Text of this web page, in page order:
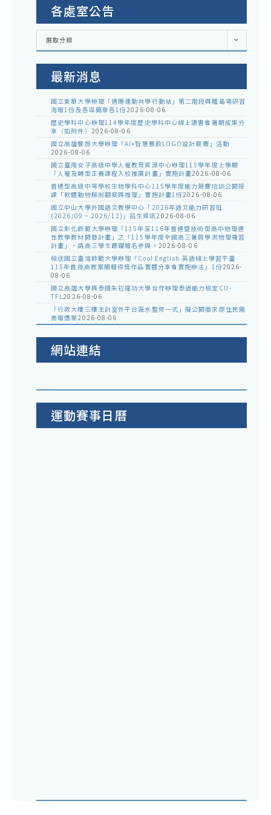
各處室公告
各
室
選取分類
最新消息
國立東華大學辦理「適應運動共學行動站」第二階段與離島場研習
海報1份及各區簡章各1份2026-08-06
歷史學科中心辦理114學年度歷史學科中心線上讀書會暑期成果分
享（如附件） 2026-08-06
國立高雄餐旅大學辦理「AI+智慧餐飲LOGO設計競賽」活動
2026-08-06
國立臺南女子高級中學人權教育資源中心辦理115學年度上學期
「人權及轉型正義課程入校推廣計畫」實施計畫2026-08-06
普通型高級中等學校生物學科中心115學年度能力競賽培訓公開授
課「軟體動物解剖觀察與推理」實施計畫1份2026-08-06
國立中山大學外國語文教學中心「2026年語文能力研習班
(2026/09 ~ 2026/12)」招生資訊2026-08-06
國立彰化師範大學辦理「115年至116年普通暨技術型高中物理適
性教學教材開發計畫」之「115學年度全國高三暑假學測物理複習
計畫」，請高三學生踴躍報名參與。 2026-08-06
檢送國立臺灣師範大學辦理「Cool English 英語線上學習平臺
115年普技高教案簡報得獎作品實體分享會實施辦法」1份2026-
08-06
國立高雄大學與泰國朱拉隆功大學合作辦理泰語能力檢定CU-
TFL2026-08-06
「行政大樓三樓主計室外平台漏水整修一式」擬公開徵求原住民廠
商報價單2026-08-06
網站連結
運動賽事日曆